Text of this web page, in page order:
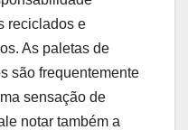
reciclados e
As paletas de
são ⁣frequentemente
sensação de⁣
notar também‌ a